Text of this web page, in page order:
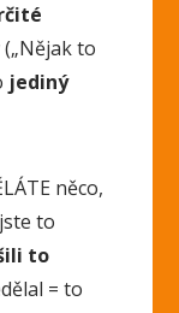
to
jediný
něco,
to
to
= to